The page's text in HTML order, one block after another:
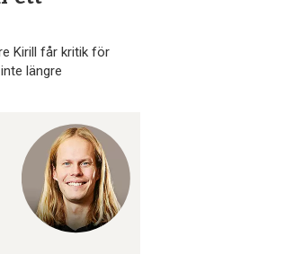
Kirill får kritik för
längre